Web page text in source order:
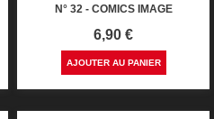
N° 32 - COMICS IMAGE
Prix
6,90 €
AJOUTER AU PANIER